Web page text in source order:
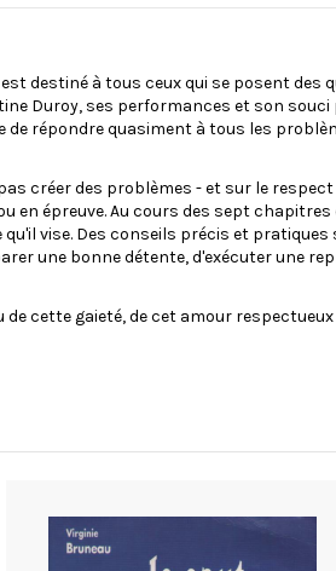
destiné à tous ceux qui se posent
Duroy, ses performances et son
répondre quasiment à tous les
créer des problèmes - et sur le
en épreuve. Au cours des sept
vise. Des conseils précis et
une bonne détente, d'exécuter une
cette gaieté, de cet amour